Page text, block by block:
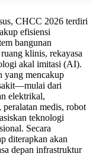
CHCC 2026 terdiri
efisiensi
bangunan
klinis, rekayasa
akal imitasi (AI).
yang mencakup
dari
elektrikal,
peralatan medis, robot
teknologi
Secara
diterapkan akan
depan infrastruktur